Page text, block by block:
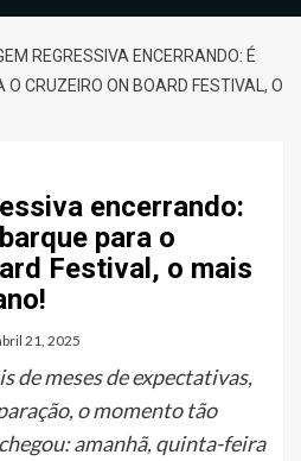
REGRESSIVA ENCERRANDO: É
CRUZEIRO ON BOARD FESTIVAL, O
encerrando:
para o
Festival, o mais
21, 2025
de meses de expectativas,
o momento tão
amanhã, quinta-feira